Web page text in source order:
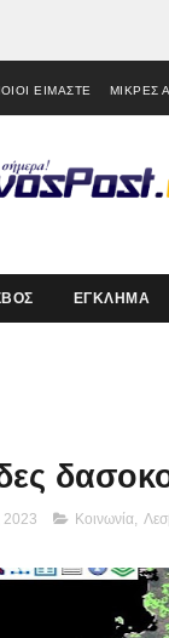
ΕΙΜΑΣΤΕ ΜΙΚΡΕΣ
ΕΓΚΛΗΜΑ
2023 Κοινωνία,